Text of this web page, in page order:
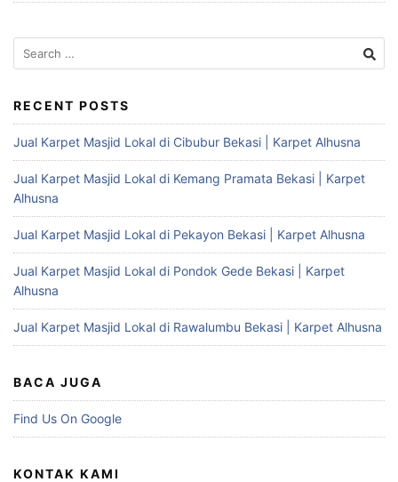
RECENT POSTS
Jual Karpet Masjid Lokal di Cibubur Bekasi | Karpet Alhusna
Jual Karpet Masjid Lokal di Kemang Pramata Bekasi | Karpet
Alhusna
Jual Karpet Masjid Lokal di Pekayon Bekasi | Karpet Alhusna
Jual Karpet Masjid Lokal di Pondok Gede Bekasi | Karpet
Alhusna
Jual Karpet Masjid Lokal di Rawalumbu Bekasi | Karpet Alhusna
BACA JUGA
Find Us On Google
KONTAK KAMI